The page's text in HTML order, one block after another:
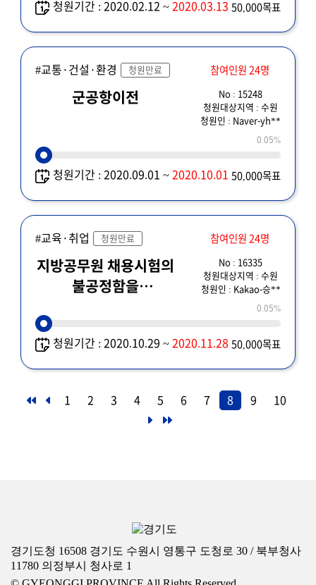
청원기간 : 2020.02.12 ~2020.03.13 50,000목표
#교통·건설·환경 청원만료 참여인원 24명
군공항이전
No : 15248
청원대상지역 : 수원
청원인 : Naver-yh**
0.05%
청원기간 : 2020.09.01 ~2020.10.01 50,000목표
#교육·취업 청원만료 참여인원 24명
지방공무원 채용시험의
불공정함을
No : 16335
청원대상지역 : 수원
청원인 : Kakao-승**
0.05%
청원기간 : 2020.10.29 ~2020.11.28 50,000목표
1 2 3 4 5 6 7 8 9 10
경기도청 16508 경기도 수원시 영통구 도청로 30 / 북부청사
11780 의정부시 청사로 1